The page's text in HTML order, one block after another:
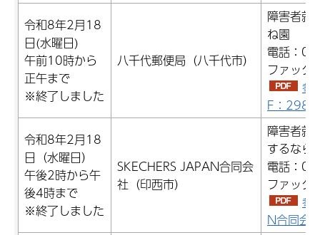
令和8年2月18
日(水曜日)
午前10時から
正午まで
※終了しました
八千代郵便局（八千代市）
障害者就
ね園
電話：
ファッ
参
F：
令和8年2月18
日（水曜日）
午後2時から午
後4時まで
※終了しました
SKECHERS JAPAN合同会
社（印西市）
障害者就
するなら
電話：
ファッ
参
N合同会